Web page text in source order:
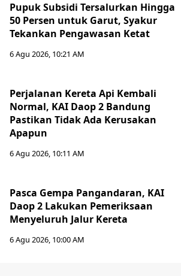
Pupuk Subsidi Tersalurkan Hingga
50 Persen untuk Garut, Syakur
Tekankan Pengawasan Ketat
6 Agu 2026, 10:21 AM
Perjalanan Kereta Api Kembali
Normal, KAI Daop 2 Bandung
Pastikan Tidak Ada Kerusakan
Apapun
6 Agu 2026, 10:11 AM
Pasca Gempa Pangandaran, KAI
Daop 2 Lakukan Pemeriksaan
Menyeluruh Jalur Kereta
6 Agu 2026, 10:00 AM